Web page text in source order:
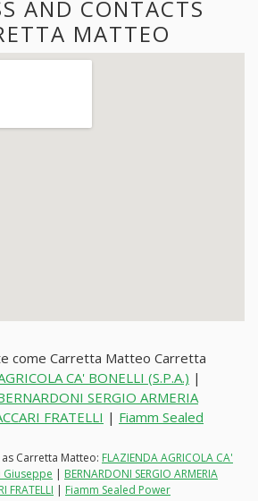
AND CONTACTS
MATTEO
come Carretta Matteo Carretta
CA' BONELLI (S.P.A.) |
SERGIO ARMERIA
FRATELLI | Fiamm Sealed
Carretta Matteo: FLAZIENDA AGRICOLA CA'
Giuseppe | BERNARDONI SERGIO ARMERIA
FRATELLI | Fiamm Sealed Power